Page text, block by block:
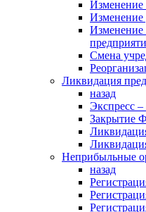
Изменение
Изменение
Изменение
Смена
Ликвидация
назад
Экспресс
Закрытие
Неприбыльные
назад